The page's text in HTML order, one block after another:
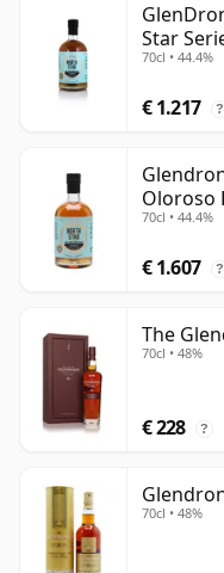
Star
70cl • 44.4%
€ 1.217 ?
Oloroso
70cl • 44.4%
€ 1.607 ?
The
70cl • 48%
€ 228 ?
70cl • 48%